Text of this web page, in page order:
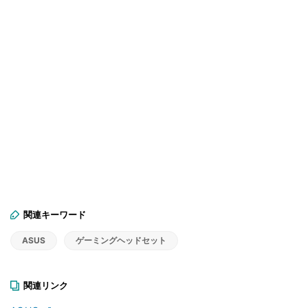
関連キーワード
ASUS ゲーミングヘッドセット
関連リンク